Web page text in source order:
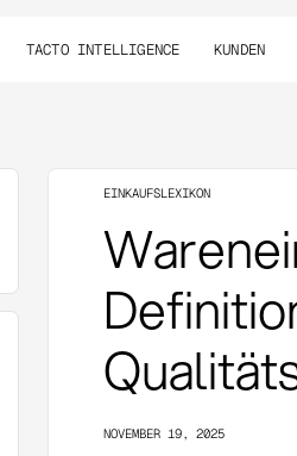
TACTO INTELLIGENCE KUNDEN
EINKAUFSLEXIKON
NOVEMBER 19, 2025